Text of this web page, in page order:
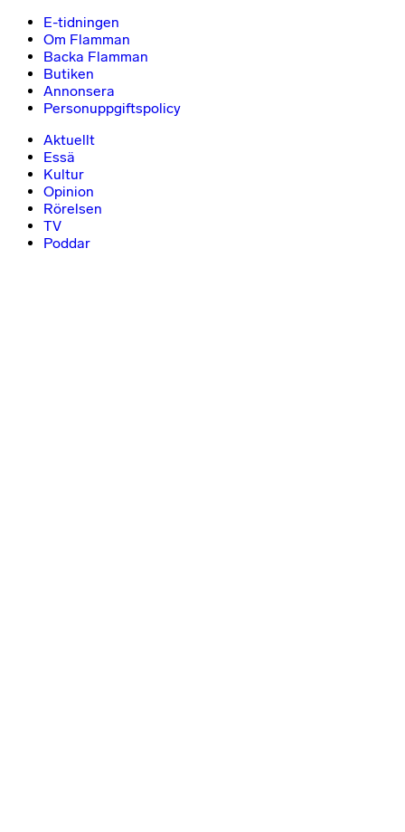
E-tidningen
Om Flamman
Backa Flamman
Butiken
Annonsera
Personuppgiftspolicy
Aktuellt
Essä
Kultur
Opinion
Rörelsen
TV
Poddar